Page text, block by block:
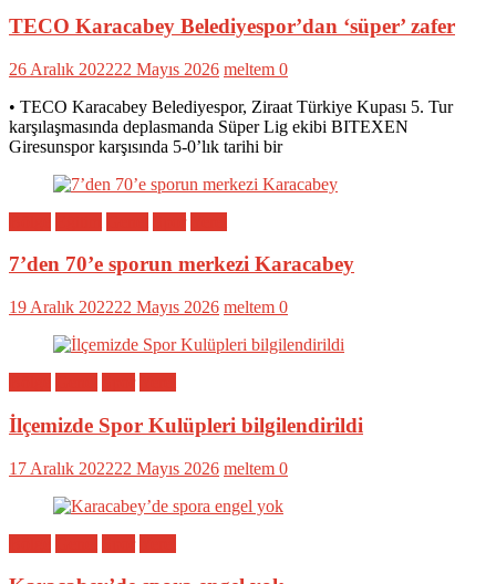
TECO Karacabey Belediyespor’dan ‘süper’ zafer
26 Aralık 202222 Mayıs 2026 meltem 0
• TECO Karacabey Belediyespor, Ziraat Türkiye Kupası 5. Tur
karşılaşmasında deplasmanda Süper Lig ekibi BITEXEN
Giresunspor karşısında 5-0’lık tarihi bir
7’den 70’e sporun merkezi Karacabey
19 Aralık 202222 Mayıs 2026 meltem 0
İlçemizde Spor Kulüpleri bilgilendirildi
17 Aralık 202222 Mayıs 2026 meltem 0